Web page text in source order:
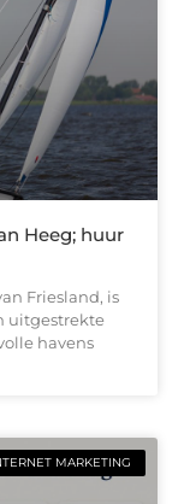
Heeg; huur
Friesland, is
uitgestrekte
havens
MARKETING